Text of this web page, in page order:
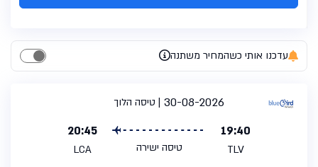
עדכנו אותי כשהמחיר משתנה
טיסה הלוך
30-08-2026
19:40
TLV טיסה ישירה
20:45
LCA